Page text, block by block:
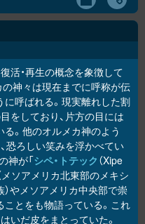
活・再生の概念を象徴して
神々は現在までに呼称が伝
呼ばれる。現実離れした割
をしており、片方の目には
。他のオルメカ神のよう
恐ろしい笑みを浮かべてい
神が「シペ・トテック （Xipe
メソアメリカ北東部のメキシ
やメソアメリカ中央部で崇
とをも物語っている。これ
いだ皮をまとっていた。